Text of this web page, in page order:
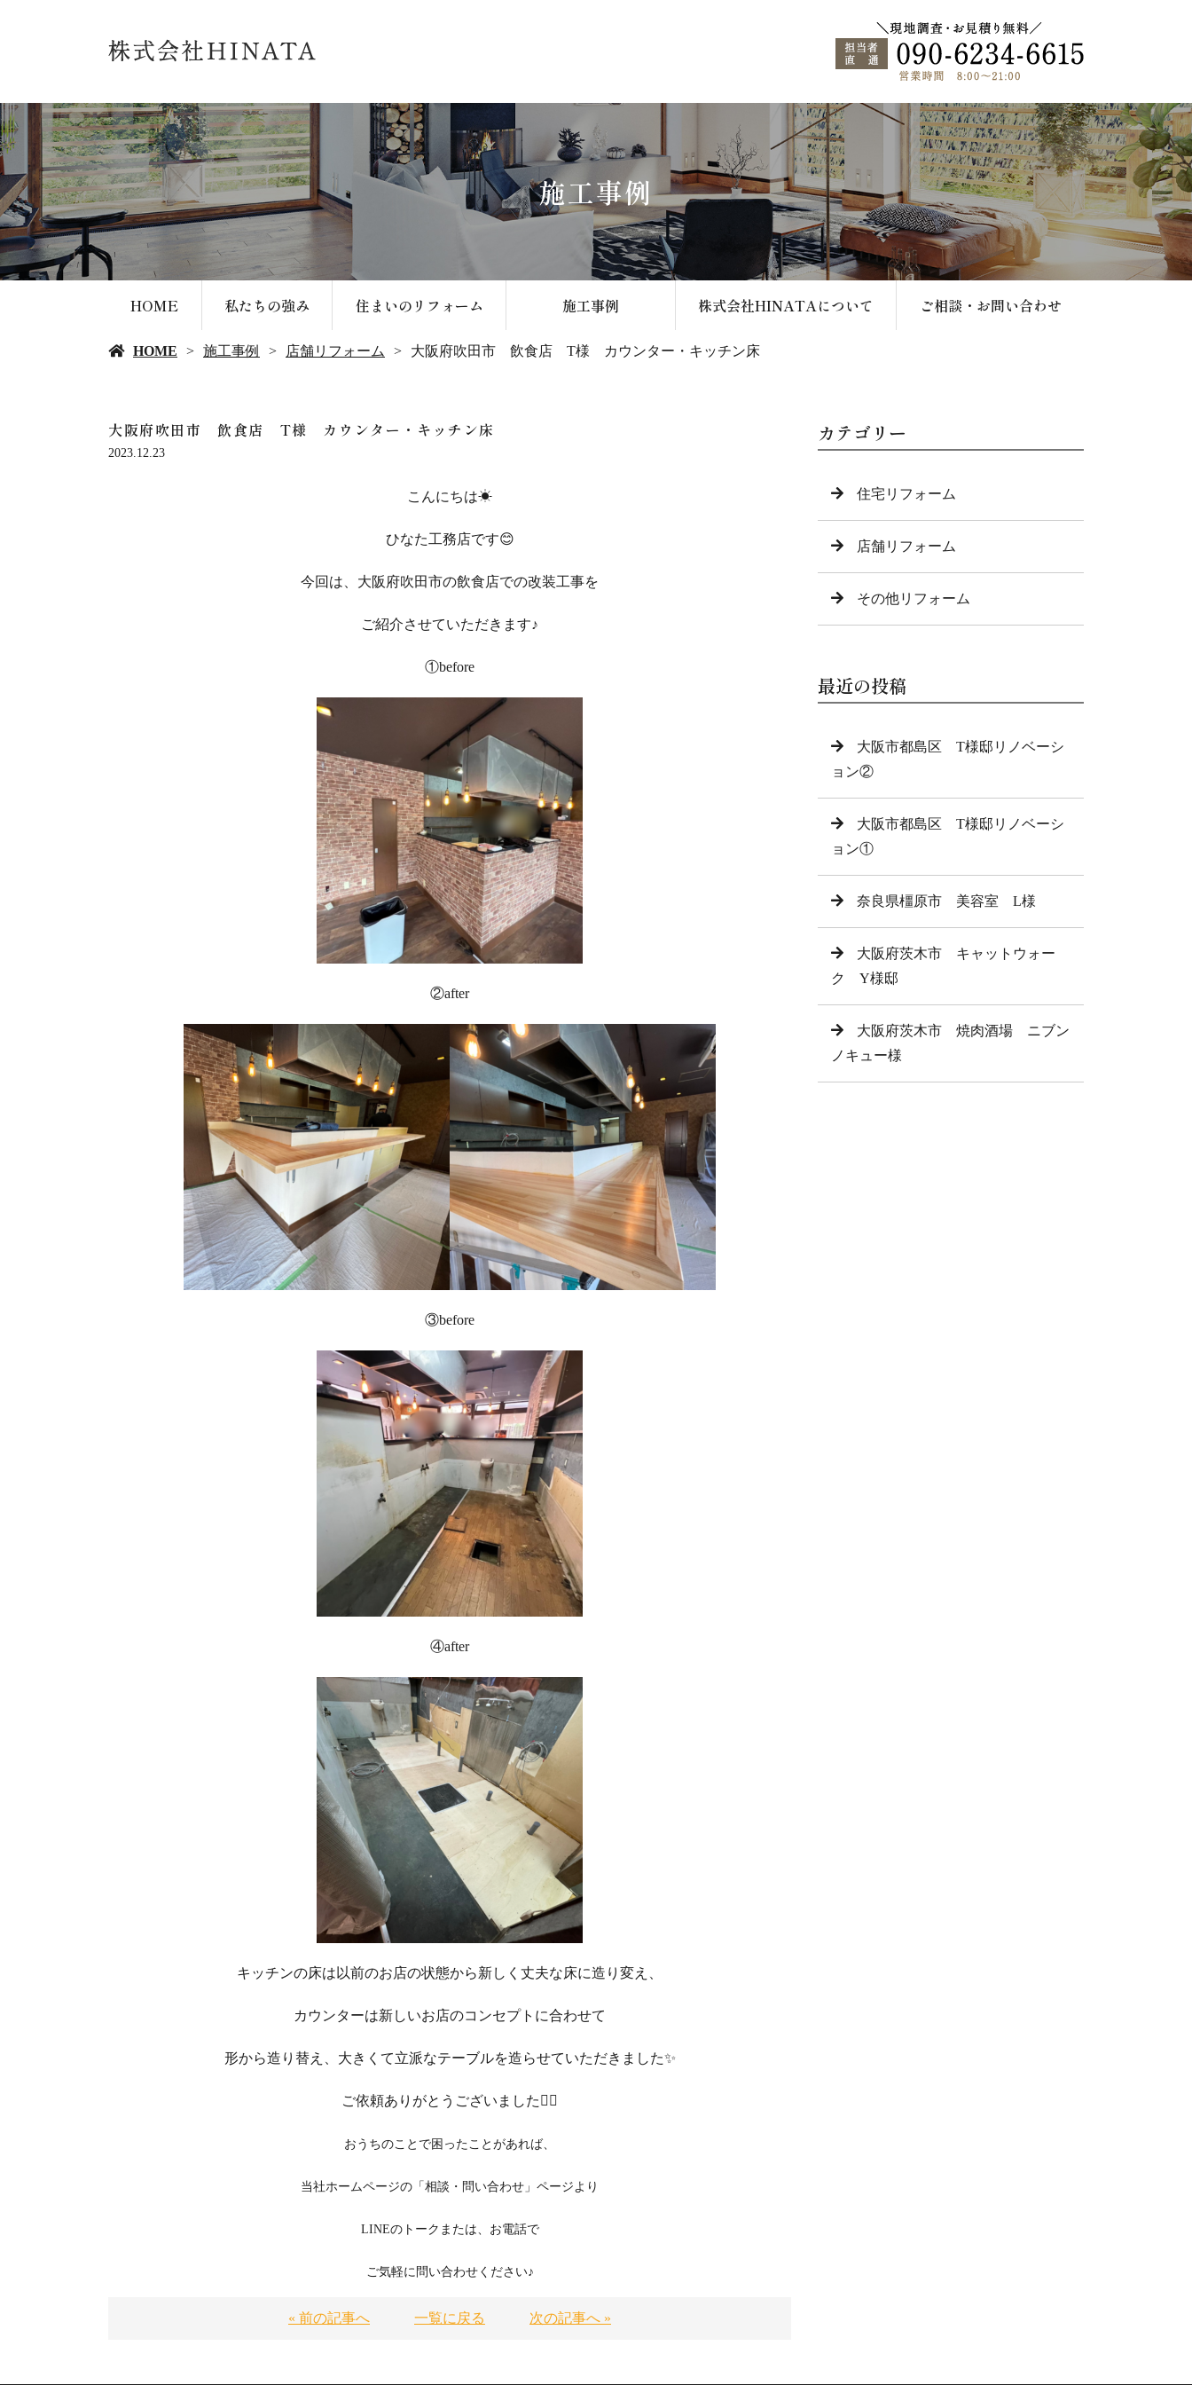
施工事例
HOME 私たちの強み 住まいのリフォーム 施工事例 株式会社HINATAについて ご相談・お問い合わせ
HOME 施工事例 店舗リフォーム 大阪府吹田市 飲食店 T様 カウンター・キッチン床
大阪府吹田市 飲食店 T様 カウンター・キッチン床
2023.12.23
こんにちは☀
ひなた工務店です😊
今回は、大阪府吹田市の飲食店での改装工事を
ご紹介させていただきます♪
①before
②after
③before
④after
キッチンの床は以前のお店の状態から新しく丈夫な床に造り変え、
カウンターは新しいお店のコンセプトに合わせて
形から造り替え、大きくて立派なテーブルを造らせていただきました✨
ご依頼ありがとうございました🙇‍♂️
おうちのことで困ったことがあれば、
当社ホームページの 「相談・問い合わせ」ページより
LINEのトークまたは、お電話で
ご気軽に問い合わせください♪
« 前の記事へ 一覧に戻る 次の記事へ »
カテゴリー
住宅リフォーム
店舗リフォーム
その他リフォーム
最近の投稿
大阪市都島区 T様邸リノベーシ
ョン②
大阪市都島区 T様邸リノベーシ
ョン①
奈良県橿原市 美容室 L様
大阪府茨木市 キャットウォー
ク Y様邸
大阪府茨木市 焼肉酒場 ニブン
ノキュー様